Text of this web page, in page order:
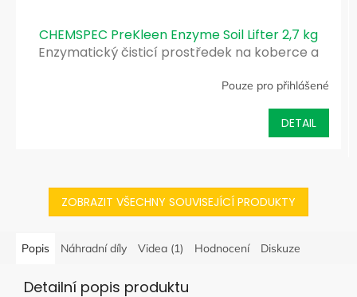
CHEMSPEC PreKleen Enzyme Soil Lifter 2,7 kg
Enzymatický čisticí prostředek na koberce a
Pouze pro přihlášené
DETAIL
ZOBRAZIT VŠECHNY SOUVISEJÍCÍ PRODUKTY
Popis Náhradní díly Videa (1) Hodnocení Diskuze
Detailní popis produktu